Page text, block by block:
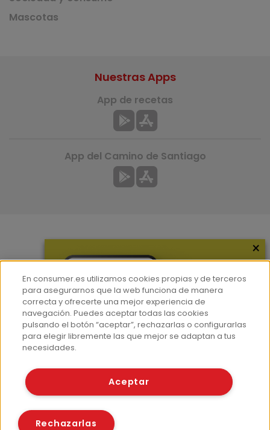
Mascotas
Hemeroteca
Contacto
Prensa
Corpus Lingüístico Consumer
Nuestras Apps
App de recetas
App del Camino de Santiago
© Fundación EROSKI
Políticas de cookies
×
En consumer.es utilizamos cookies propias y de terceros
para asegurarnos que la web funciona de manera
correcta y ofrecerte una mejor experiencia de
navegación. Puedes aceptar todas las cookies
pulsando el botón “aceptar”, rechazarlas o configurarlas
para elegir libremente las que mejor se adaptan a tus
necesidades.
Aceptar
Rechazarlas